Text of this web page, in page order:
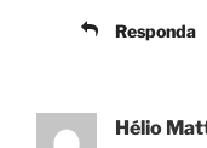
Responda
Hélio